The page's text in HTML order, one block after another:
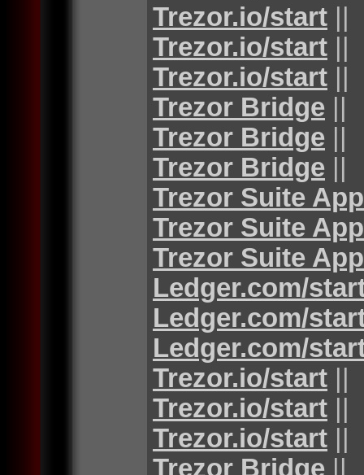
Trezor.io/start ||
Trezor.io/start ||
Trezor.io/start ||
Trezor Bridge ||
Trezor Bridge ||
Trezor Bridge ||
Trezor Suite App
Trezor Suite App
Trezor Suite App
Ledger.com/
Ledger.com/
Ledger.com/
Trezor.io/start ||
Trezor.io/start ||
Trezor.io/start ||
Trezor Bridge ||